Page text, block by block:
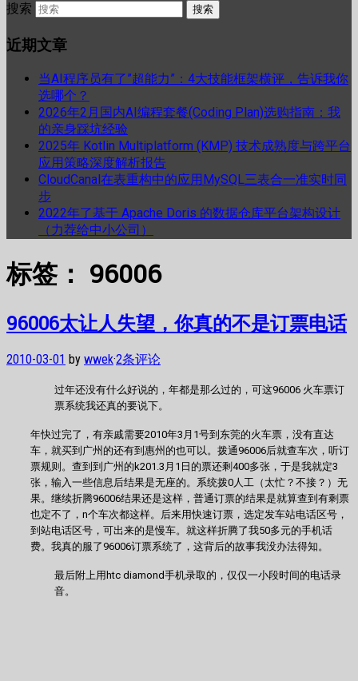
搜索
近期文章
当AI程序员有了”超能力”：4大技能框架横评，告诉我你
选哪个？
2026年2月国内AI编程套餐(Coding Plan)选购指南：我
的亲身踩坑经验
2025年 Kotlin Multiplatform (KMP) 技术成熟度与跨平台
应用策略深度解析报告
CloudCanal在表重构中的应用MySQL三表合一准实时同
步
2022年了基于 Apache Doris 的数据仓库平台架构设计
（力荐给中小公司）
标签： 96006
96006太让人失望，你真的不是订票电话
2010-03-01 by wwek·2条评论
过年还没有什么好说的，年都是那么过的，可这96006 火车票订
票系统我还真的要说下。
年快过完了，有亲戚需要2010年3月1号到东莞的火车票，没有直达
车，就买到广州的还有到惠州的也可以。拨通96006后就查车次，听订
票规则。查到到广州的k201.3月1日的票还剩400多张，于是我就定3
张，输入一些信息后结果是无座的。系统拨0人工（太忙？不接？）无
果。继续折腾96006结果还是这样，普通订票的结果是就算查到有剩票
也定不了，n个车次都这样。后来用快速订票，选定发车站电话区号，
到站电话区号，可出来的是慢车。就这样折腾了我50多元的手机话
费。我真的服了96006订票系统了，这背后的故事我没办法得知。
最后附上用htc diamond手机录取的，仅仅一小段时间的电话录
音。